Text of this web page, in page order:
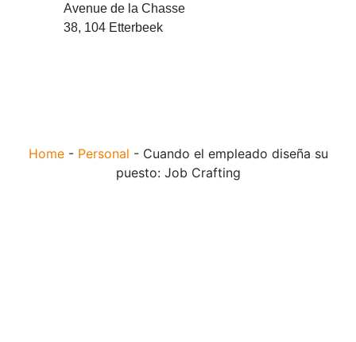
Avenue de la Chasse
38, 104 Etterbeek
Home- Personal - Cuando el empleado diseña su
puesto: Job Crafting